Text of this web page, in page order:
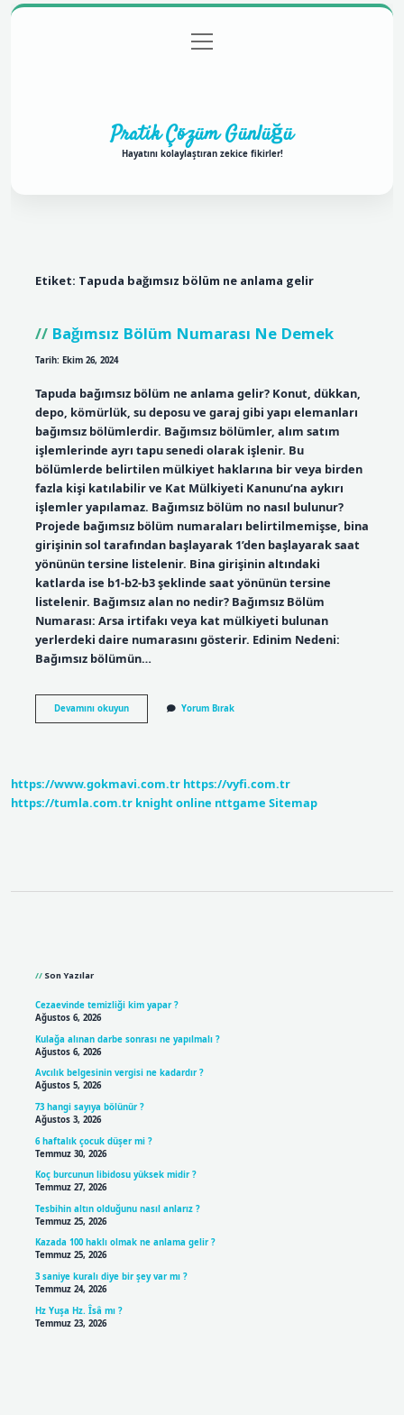
Gizlilik Politikası
menüyü
aç
Pratik Çözüm Günlüğü
Hayatını kolaylaştıran zekice fikirler!
Etiket: Tapuda bağımsız bölüm ne anlama gelir
Bağımsız Bölüm Numarası Ne Demek
Tarih: Ekim 26, 2024
Tapuda bağımsız bölüm ne anlama gelir? Konut, dükkan,
depo, kömürlük, su deposu ve garaj gibi yapı elemanları
bağımsız bölümlerdir. Bağımsız bölümler, alım satım
işlemlerinde ayrı tapu senedi olarak işlenir. Bu
bölümlerde belirtilen mülkiyet haklarına bir veya birden
fazla kişi katılabilir ve Kat Mülkiyeti Kanunu’na aykırı
işlemler yapılamaz. Bağımsız bölüm no nasıl bulunur?
Projede bağımsız bölüm numaraları belirtilmemişse, bina
girişinin sol tarafından başlayarak 1’den başlayarak saat
yönünün tersine listelenir. Bina girişinin altındaki
katlarda ise b1-b2-b3 şeklinde saat yönünün tersine
listelenir. Bağımsız alan no nedir? Bağımsız Bölüm
Numarası: Arsa irtifakı veya kat mülkiyeti bulunan
yerlerdeki daire numarasını gösterir. Edinim Nedeni:
Bağımsız bölümün…
Devamını okuyunBağımsız
Bölüm
Yorum Bırak
https://www.gokmavi.com.tr https://vyfi.com.tr
https://tumla.com.tr knight online nttgame Sitemap
Son Yazılar
Cezaevinde temizliği kim yapar ?
Ağustos 6, 2026
Kulağa alınan darbe sonrası ne yapılmalı ?
Ağustos 6, 2026
Avcılık belgesinin vergisi ne kadardır ?
Ağustos 5, 2026
73 hangi sayıya bölünür ?
Ağustos 3, 2026
6 haftalık çocuk düşer mi ?
Temmuz 30, 2026
Koç burcunun libidosu yüksek midir ?
Temmuz 27, 2026
Tesbihin altın olduğunu nasıl anlarız ?
Temmuz 25, 2026
Kazada 100 haklı olmak ne anlama gelir ?
Temmuz 25, 2026
3 saniye kuralı diye bir şey var mı ?
Temmuz 24, 2026
Hz Yuşa Hz. Îsâ mı ?
Temmuz 23, 2026